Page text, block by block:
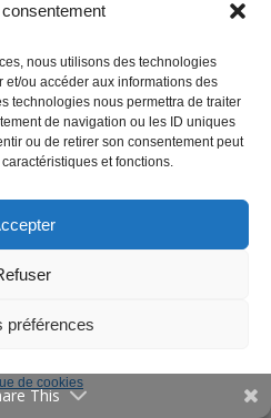
nous utilisons des technologies
ou accéder aux informations des
technologies nous permettra de traiter
de navigation ou les ID uniques
ou de retirer son consentement peut
et fonctions.
préférences
de cookies
plane problem
graded layer and
Int. J. Solids
74
nitrides.
et al.Application of
Fluid Phase Equilibr.
This